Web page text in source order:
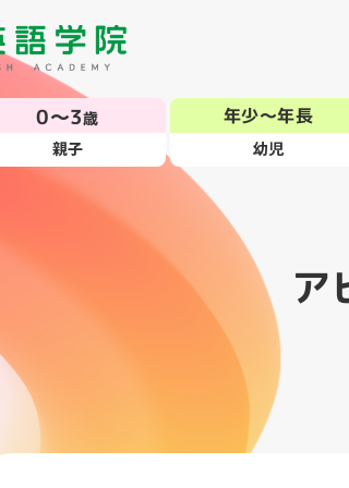
0～3歳
親子
年少～年長
幼児
ア